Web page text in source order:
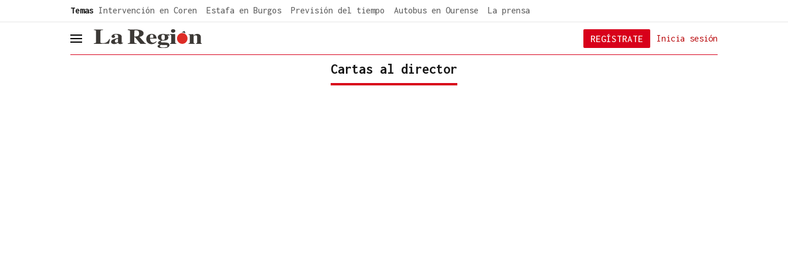
Temas Intervención en Coren Estafa en Burgos Previsión del tiempo Autobus en Ourense La prensa
header.menu.open Inicia sesión
REGÍSTRATE
Cartas al director